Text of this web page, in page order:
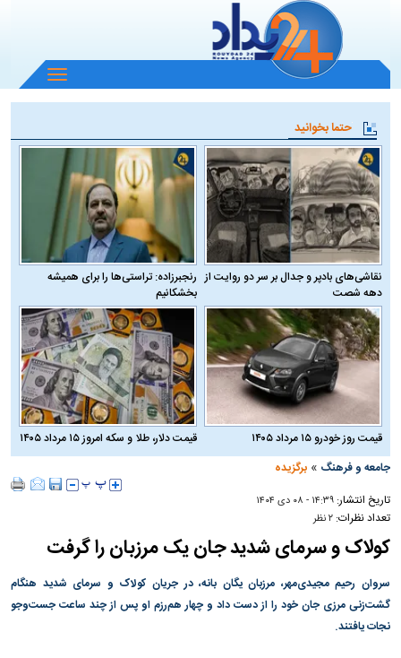
باز
و
منو
حتما بخوانید
نقاشی‌های بادپر و جدال بر سر دو روایت از
دهه شصت
رنجبرزاده: تراستی‌ها را برای همیشه
بخشکانیم
قیمت روز خودرو ۱۵ مرداد ۱۴۰۵
قیمت دلار، طلا و سکه امروز ۱۵ مرداد ۱۴۰۵
جامعه و فرهنگ »برگزیده
تاریخ انتشار:۱۴:۳۹ - ۰۸ دی ۱۴۰۴
تعداد نظرات:۲ نظر
کولاک و سرمای شدید جان یک مرزبان را گرفت
سروان رحیم مجیدی‌مهر، مرزبان یگان بانه، در جریان کولاک و سرمای شدید هنگام
گشت‌زنی مرزی جان خود را از دست داد و چهار هم‌رزم او پس از چند ساعت جست‌و‌جو
نجات یافتند.